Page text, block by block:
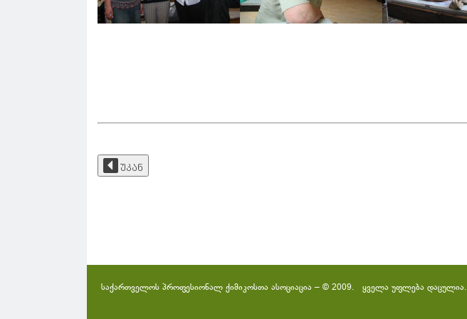
უკან
საქართველოს პროფესიონალ ქიმიკოსთა ასოციაცია – © 2009. ყველა უფლება დაცულია.